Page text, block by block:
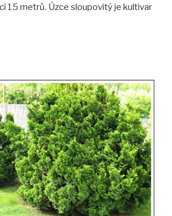
15 metrů. Úzce sloupovitý je kultivar